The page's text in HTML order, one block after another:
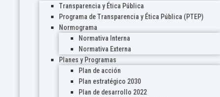
Transparencia y Ética Pública
Programa de Transparencia y Ética Pública (PTEP)
Normograma
Normativa Interna
Normativa Externa
Planes y Programas
Plan de acción
Plan estratégico 2030
Plan de desarrollo 2022